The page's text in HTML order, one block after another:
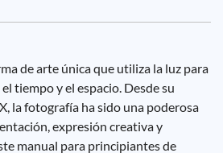
de arte única que utiliza la luz para
tiempo y el espacio. Desde su
la fotografía ha sido una poderosa
expresión creativa y
manual para principiantes de